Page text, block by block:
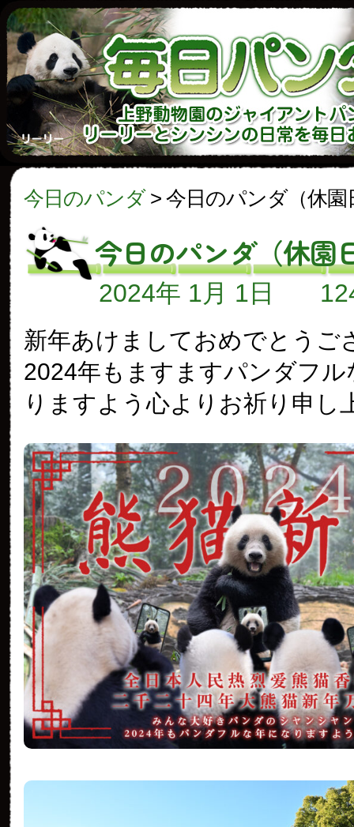
今日のパンダ> 今日のパンダ（休園
今日のパンダ（休園
2024年 1月 1日
新年あけましておめでとうご
2024年もますますパンダフル
りますよう心よりお祈り申し